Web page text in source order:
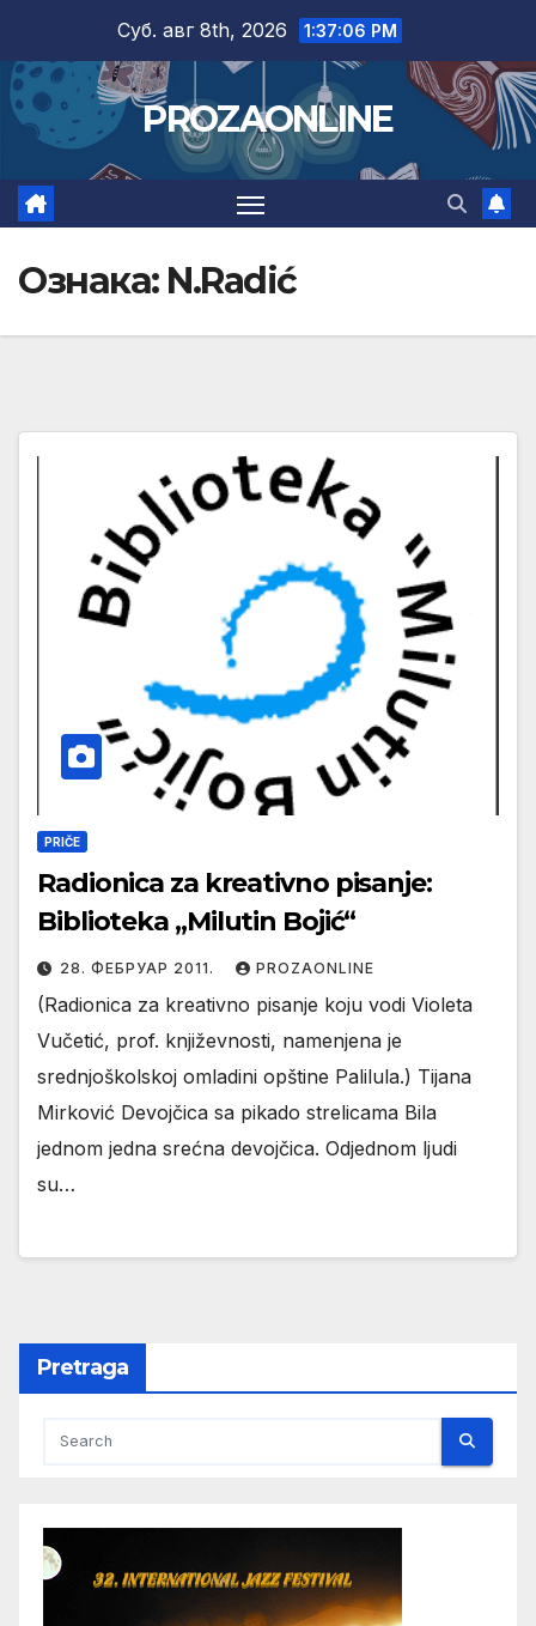
content
Суб. авг 8th, 2026 1:37:06 PM
PROZAONLINE
Ознака: N.Radić
PRIČE
Radionica za kreativno pisanje:
Biblioteka „Milutin Bojić“
28. ФЕБРУАР 2011. PROZAONLINE
(Radionica za kreativno pisanje koju vodi Violeta
Vučetić, prof. književnosti, namenjena je
srednjoškolskoj omladini opštine Palilula.) Tijana
Mirković Devojčica sa pikado strelicama Bila
jednom jedna srećna devojčica. Odjednom ljudi
su…
Pretraga